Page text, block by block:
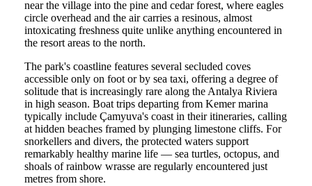
near the village into the pine and cedar forest, where eagles
circle overhead and the air carries a resinous, almost
intoxicating freshness quite unlike anything encountered in
the resort areas to the north.
The park's coastline features several secluded coves
accessible only on foot or by sea taxi, offering a degree of
solitude that is increasingly rare along the Antalya Riviera
in high season. Boat trips departing from Kemer marina
typically include Çamyuva's coast in their itineraries, calling
at hidden beaches framed by plunging limestone cliffs. For
snorkellers and divers, the protected waters support
remarkably healthy marine life — sea turtles, octopus, and
shoals of rainbow wrasse are regularly encountered just
metres from shore.